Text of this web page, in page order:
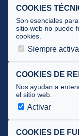
Selecciones
Tecnificación
JUECES Y OFICIALES
Documentos
Cursos
Circulares oficiales
Convocatorias y
COOKIES
Son esenciales
sitio web no puede
cookies.
Siempre
COOKIES DE
Nos ayudan a
el sitio web.
Activar
COOKIES DE